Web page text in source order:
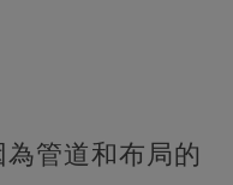
管道和布局的